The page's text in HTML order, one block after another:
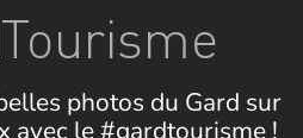
Tourisme
photos du Gard sur
avec le #gardtourisme !